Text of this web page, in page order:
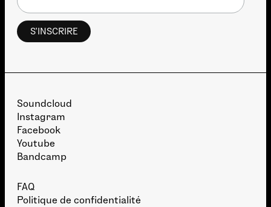
Soundcloud
Instagram
Facebook
Youtube
Bandcamp
FAQ
Politique de confidentialité